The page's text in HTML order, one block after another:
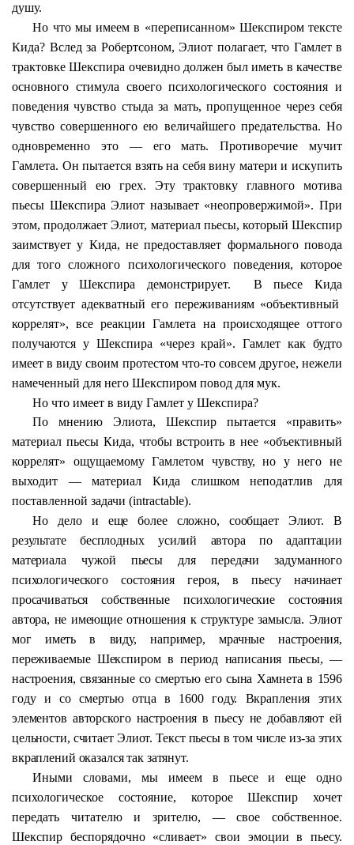
душу.
Но что мы имеем в «переписанном» Шекспиром тексте
Кида? Вслед за Робертсоном, Элиот полагает, что Гамлет в
трактовке Шекспира очевидно должен был иметь в качестве
основного стимула своего психологического состояния и
поведения чувство стыда за мать, пропущенное через себя
чувство совершенного ею величайшего предательства. Но
одновременно это — его мать. Противоречие мучит
Гамлета. Он пытается взять на себя вину матери и искупить
совершенный ею грех. Эту трактовку главного мотива
пьесы Шекспира Элиот называет «неопровержимой». При
этом, продолжает Элиот, материал пьесы, который Шекспир
заимствует у Кида, не предоставляет формального повода
для того сложного психологического поведения, которое
Гамлет у Шекспира демонстрирует.
В пьесеКида
отсутствует адекватный его переживаниям «объективный
коррелят», все реакции Гамлета на происходящее оттого
получаются у Шекспира «через край». Гамлет как будто
имеет в виду своим протестом что-то совсем другое, нежели
намеченный для него Шекспиром повод для мук.
Но что имеет в виду Гамлет у Шекспира?
По мнению Элиота, Шекспир пытается «править»
материал пьесы Кида, чтобы встроить в нее «объективный
коррелят» ощущаемому Гамлетом чувству, но у него не
выходит — материал Кида слишком неподатлив для
поставленной задачи (intractable).
Но дело и еще более сложно, сообщает Элиот. В
результате бесплодных усилий автора по адаптации
материала чужой пьесы для передачи задуманного
психологического состояния героя, в пьесу начинает
просачиваться собственные психологические состояния
автора, не имеющие отношения к структуре замысла. Элиот
мог иметь в виду, например, мрачные настроения,
переживаемые Шекспиром в период написания пьесы, —
настроения, связанные со смертью его сына Хамнета в 1596
году и со смертью отца в 1600 году. Вкрапления этих
элементов авторского настроения в пьесу не добавляют ей
цельности, считает Элиот. Текст пьесы в том числе из-за этих
вкраплений оказался так затянут.
Иными словами, мы имеем в пьесе и еще одно
психологическое состояние, которое Шекспир хочет
передать читателю и зрителю, — свое собственное.
Шекспир беспорядочно «сливает» свои эмоции в пьесу.